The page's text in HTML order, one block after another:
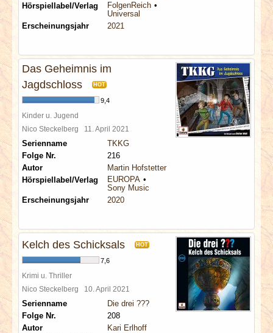
Hörspiellabel/Verlag
FolgenReich
Universal
Erscheinungsjahr
2021
Das Geheimnis im
Jagdschloss
HOT
9,4
Kinder u. Jugend
Nico Steckelberg 11. April 2021
Serienname
TKKG
Folge Nr.
216
Autor
Martin Hofstetter
Hörspiellabel/Verlag
EUROPA
Sony Music
Erscheinungsjahr
2020
Kelch des Schicksals HOT
7,6
Krimi u. Thriller
Nico Steckelberg 10. April 2021
Serienname
Die drei ???
Folge Nr.
208
Autor
Kari Erlhoff